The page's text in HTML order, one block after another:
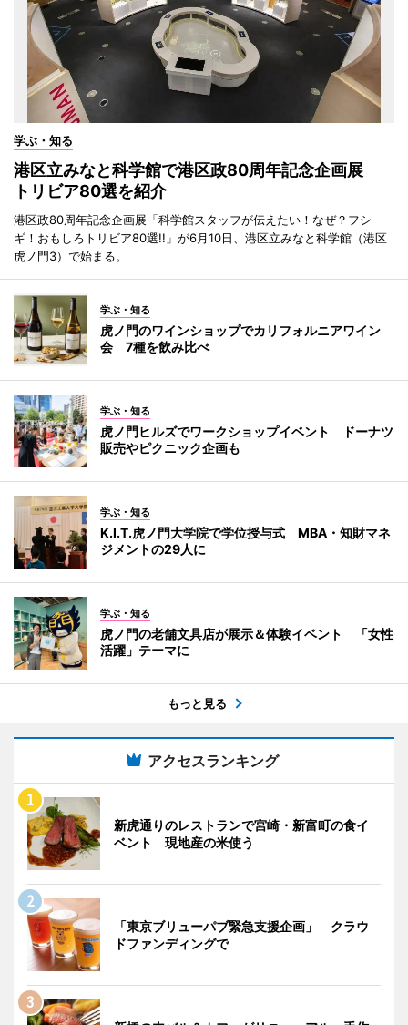
学ぶ・知る
港区立みなと科学館で港区政80周年記念企画展
トリビア80選を紹介
港区政80周年記念企画展「科学館スタッフが伝えたい！なぜ？フシ
ギ！おもしろトリビア80選!!」が6月10日、港区立みなと科学館（港区
虎ノ門3）で始まる。
学ぶ・知る
虎ノ門のワインショップでカリフォルニアワイン
会 7種を飲み比べ
学ぶ・知る
虎ノ門ヒルズでワークショップイベント ドーナツ
販売やピクニック企画も
学ぶ・知る
K.I.T.虎ノ門大学院で学位授与式 MBA・知財マネ
ジメントの29人に
学ぶ・知る
虎ノ門の老舗文具店が展示＆体験イベント 「女性
活躍」テーマに
もっと見る
アクセスランキング
新虎通りのレストランで宮崎・新富町の食イ
ベント 現地産の米使う
「東京ブリューパブ緊急支援企画」 クラウ
ドファンディングで